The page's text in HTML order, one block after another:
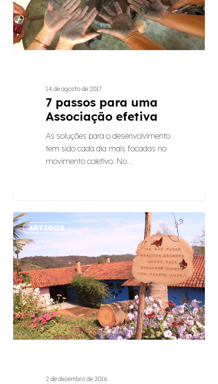
14 de agosto de 2017
7 passos para uma
Associação efetiva
As soluções para o desenvolvimento
tem sido cada dia mais focadas no
movimento coletivo. No…
Celebração
de
projetos
muito
além
de
festejar.
É
reconhecer
e
ARTIGOS
2 de dezembro de 2016